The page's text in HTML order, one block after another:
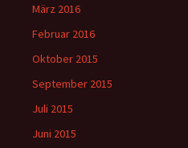
März 2016
Februar 2016
Oktober 2015
September 2015
Juli 2015
Juni 2015